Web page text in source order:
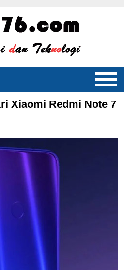
Xiaomi Redmi Note 7